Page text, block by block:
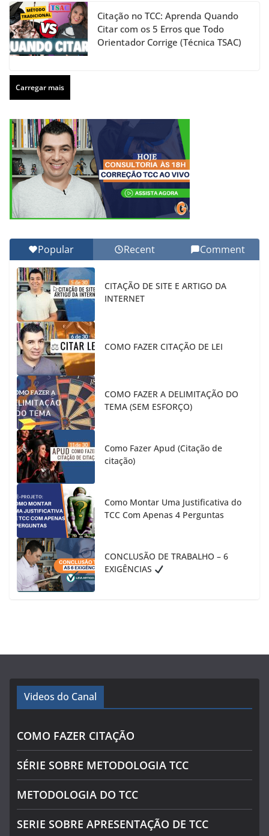
Citação no TCC: Aprenda Quando
Citar com os 5 Erros que Todo
Orientador Corrige (Técnica TSAC)
Carregar mais
Popular Recent Comment
CITAÇÃO DE SITE E ARTIGO DA
INTERNET
COMO FAZER CITAÇÃO DE LEI
COMO FAZER A DELIMITAÇÃO DO
TEMA (SEM ESFORÇO)
Como Fazer Apud (Citação de
citação)
Como Montar Uma Justificativa do
TCC Com Apenas 4 Perguntas
CONCLUSÃO DE TRABALHO – 6
EXIGÊNCIAS
Videos do Canal
COMO FAZER CITAÇÃO
SÉRIE SOBRE METODOLOGIA TCC
METODOLOGIA DO TCC
SERIE SOBRE APRESENTAÇÃO DE TCC